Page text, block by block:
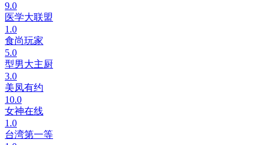
9.0
医学大联盟
1.0
食尚玩家
5.0
型男大主厨
3.0
美凤有约
10.0
女神在线
1.0
台湾第一等